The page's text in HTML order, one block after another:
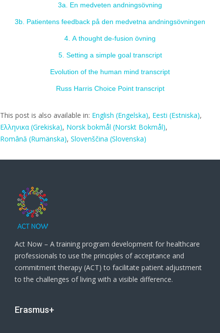
3a. En medveten andningsövning
3b. Patientens feedback på den medvetna andningsövningen
4. A thought de-fusion övning
5. Setting a simple goal transcript
Evolution of the human mind transcript
Russ Harris Choice Point transcript
This post is also available in: English (Engelska) Eesti (Estniska)
Ελληνικα (Grekiska) Norsk bokmål (Norskt Bokmål)
Română (Rumänska) Slovenščina (Slovenska)
Act Now – A training program development for healthcare
professionals to use the principles of acceptance and
commitment therapy (ACT) to facilitate patient adjustment
to the challenges of living with a visible difference.
Erasmus+